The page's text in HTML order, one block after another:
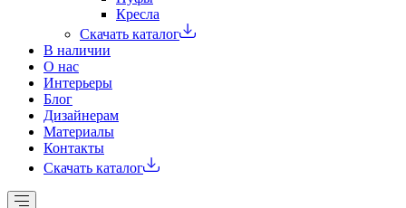
Кресла
Скачать каталог
В наличии
О нас
Интерьеры
Блог
Дизайнерам
Материалы
Контакты
Скачать каталог